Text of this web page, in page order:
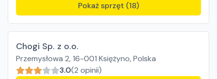
Pokaż sprzęt (18)
Chogi Sp. z o.o.
Przemysłowa 2, 16-001 Księżyno, Polska
3.0(2 opinii)